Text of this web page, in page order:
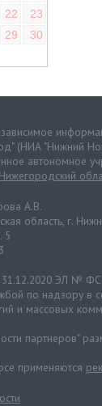
22
23
29
30
(НИА "Нижний
автономное
Нижегородский
А.В.
область, г.
5
31.12.2020 ЭЛ № ФС
по надзору в
и массовых
партнеров"
применяются